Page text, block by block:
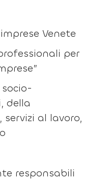
Venete
per
della
al lavoro,
responsabili